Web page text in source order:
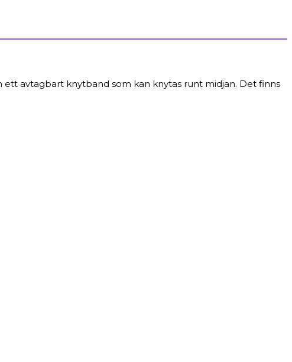
avtagbart knytband som kan knytas runt midjan. Det finns